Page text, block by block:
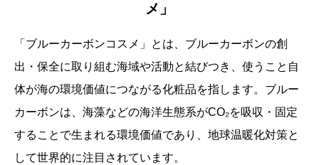
メ」
「ブルーカーボンコスメ」とは、ブルーカーボンの創
出・保全に取り組む海域や活動と結びつき、使うこと自
体が海の環境価値につながる化粧品を指します。ブルー
カーボンは、海藻などの海洋生態系がCO₂を吸収・固定
することで生まれる環境価値であり、地球温暖化対策と
して世界的に注目されています。